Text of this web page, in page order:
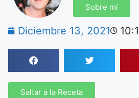
Sobre mí
Diciembre 13, 2021
Saltar a la Receta